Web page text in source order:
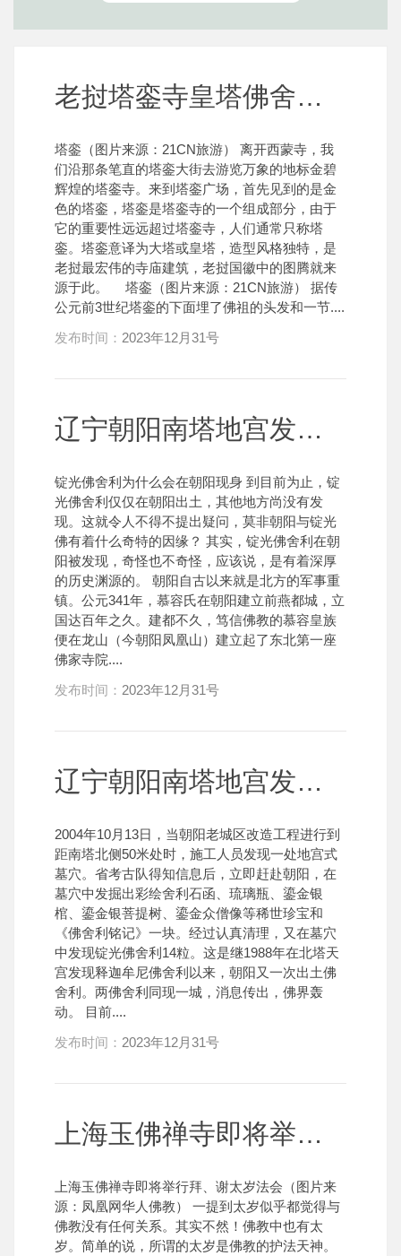
老挝塔銮寺皇塔佛舍利塔下供僧盛会
塔銮（图片来源：21CN旅游） 离开西蒙寺，我
们沿那条笔直的塔銮大街去游览万象的地标金碧
辉煌的塔銮寺。来到塔銮广场，首先见到的是金
色的塔銮，塔銮是塔銮寺的一个组成部分，由于
它的重要性远远超过塔銮寺，人们通常只称塔
銮。塔銮意译为大塔或皇塔，造型风格独特，是
老挝最宏伟的寺庙建筑，老挝国徽中的图腾就来
源于此。 塔銮（图片来源：21CN旅游） 据传
公元前3世纪塔銮的下面埋了佛祖的头发和一节....
发布时间： 2023年12月31号
辽宁朝阳南塔地宫发现首次出土的锭光佛舍利(2)
锭光佛舍利为什么会在朝阳现身 到目前为止，锭
光佛舍利仅仅在朝阳出土，其他地方尚没有发
现。这就令人不得不提出疑问，莫非朝阳与锭光
佛有着什么奇特的因缘？ 其实，锭光佛舍利在朝
阳被发现，奇怪也不奇怪，应该说，是有着深厚
的历史渊源的。 朝阳自古以来就是北方的军事重
镇。公元341年，慕容氏在朝阳建立前燕都城，立
国达百年之久。建都不久，笃信佛教的慕容皇族
便在龙山（今朝阳凤凰山）建立起了东北第一座
佛家寺院....
发布时间： 2023年12月31号
辽宁朝阳南塔地宫发现首次出土的锭光佛舍利(1)
2004年10月13日，当朝阳老城区改造工程进行到
距南塔北侧50米处时，施工人员发现一处地宫式
墓穴。省考古队得知信息后，立即赶赴朝阳，在
墓穴中发掘出彩绘舍利石函、琉璃瓶、鎏金银
棺、鎏金银菩提树、鎏金众僧像等稀世珍宝和
《佛舍利铭记》一块。经过认真清理，又在墓穴
中发现锭光佛舍利14粒。这是继1988年在北塔天
宫发现释迦牟尼佛舍利以来，朝阳又一次出土佛
舍利。两佛舍利同现一城，消息传出，佛界轰
动。 目前....
发布时间： 2023年12月31号
上海玉佛禅寺即将举行拜、谢太岁法会
上海玉佛禅寺即将举行拜、谢太岁法会（图片来
源：凤凰网华人佛教） 一提到太岁似乎都觉得与
佛教没有任何关系。其实不然！佛教中也有太
岁。简单的说，所谓的太岁是佛教的护法天神。